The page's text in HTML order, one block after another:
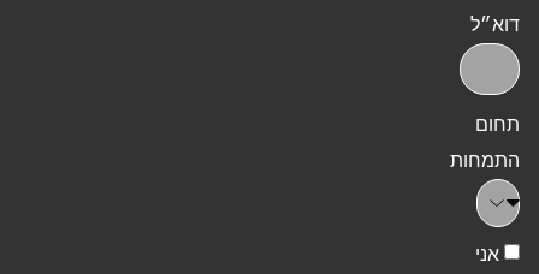
דוא״ל
תחום
התמחות
אני